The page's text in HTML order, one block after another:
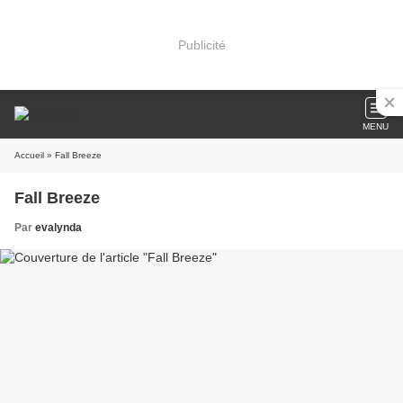
Publicité
MENU
Accueil » Fall Breeze
Fall Breeze
Par evalynda